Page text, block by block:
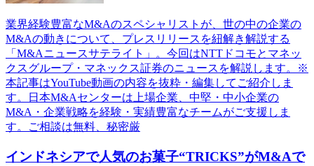
業界経験豊富なM&Aのスペシャリストが、世の中の企業の
M&Aの動きについて、プレスリリースを紐解き解説する
「M&Aニュースサテライト」。今回はNTTドコモとマネッ
クスグループ・マネックス証券のニュースを解説します。※
本記事はYouTube動画の内容を抜粋・編集してご紹介しま
す。日本M&Aセンターは上場企業、中堅・中小企業の
M&A・企業戦略を経験・実績豊富なチームがご支援しま
す。ご相談は無料、秘密厳
インドネシアで人気のお菓子“TRICKS”がM&Aで